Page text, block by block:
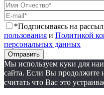
*Подписываясь на
пользования и Политикой
персональных данных
Отправить
Мы используем куки для
сайта. Если Вы продолжите
считать что Вас это